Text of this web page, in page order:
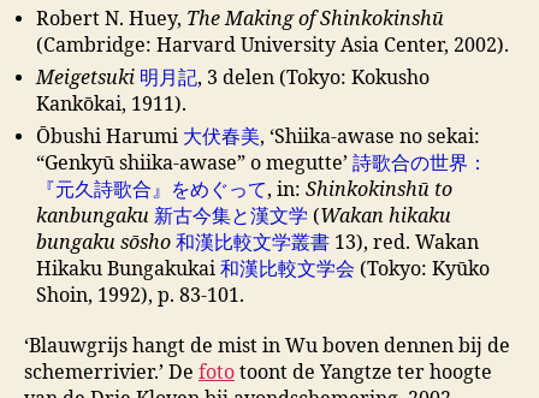
Robert N. Huey, The Making of Shinkokinshū
(Cambridge: Harvard University Asia Center, 2002).
Meigetsuki 明月記, 3 delen (Tokyo: Kokusho
Kankōkai, 1911).
Ōbushi Harumi 大伏春美, ‘Shiika-awase no sekai:
“Genkyū shiika-awase” o megutte’ 詩歌合の世界：
『元久詩歌合』をめぐって, in: Shinkokinshū to
kanbungaku 新古今集と漢文学 (Wakan hikaku
bungaku sōsho 和漢比較文学叢書 13), red. Wakan
Hikaku Bungakukai 和漢比較文学会 (Tokyo: Kyūko
Shoin, 1992), p. 83-101.
‘Blauwgrijs hangt de mist in Wu boven dennen bij de
schemerrivier.’ De foto toont de Yangtze ter hoogte